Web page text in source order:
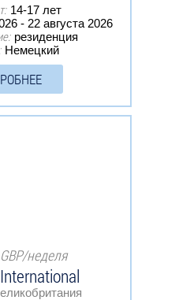
14-17 лет
- 22 августа 2026
резиденция
Немецкий
GBP/неделя